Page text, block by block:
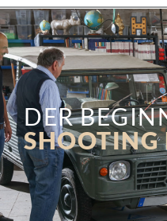
DER
SHOOTING